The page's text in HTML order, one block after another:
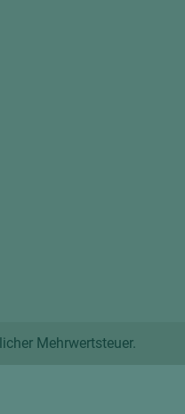
Mehrwertsteuer.